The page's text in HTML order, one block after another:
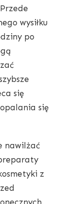
wysiłku
po
się
się
nawilżać
z